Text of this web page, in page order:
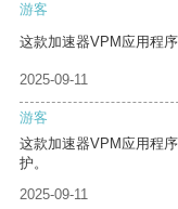
游客
这款加速器VPM应用程
2025-09-11
游客
这款加速器VPM应用程
护。
2025-09-11